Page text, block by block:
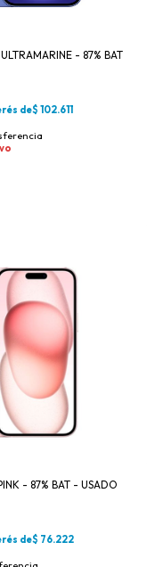
- 87% BAT
- 87% BAT - USADO